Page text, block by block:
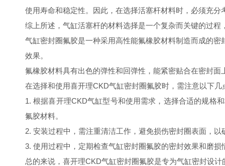
使用寿命和稳定性。因此，在选择活塞杆材料时，必须充
综上所述，气缸活塞杆的材料选择是一个复杂而关键的过
气缸密封圈氟胶是一种采用高性能氟橡胶材料制造而成的
效果。
氟橡胶材料具有出色的弹性和回弹性，能紧密贴合在密封
在选择和使用喜开理CKD气缸密封圈氟胶时，需注意以下几
1. 根据喜开理CKD气缸型号和使用需求，选择合适的规格
氟胶材料。
2. 安装过程中，需注重清洁工作，避免损伤密封圈表面，
3. 使用过程中，定期检查气缸密封圈氟胶的密封效果和磨
总的来说，喜开理CKD气缸密封圈氟胶是专为气缸密封设